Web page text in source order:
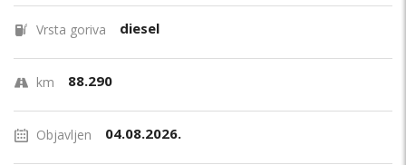
Vrsta goriva diesel
km 88.290
Objavljen 04.08.2026.